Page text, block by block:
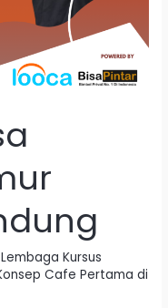
Kursus
Cafe Pertama di